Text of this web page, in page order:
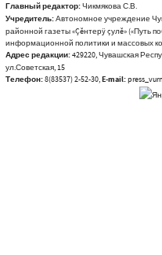
Главный редактор:Чикмякова С.В.
Учредитель:Автономное учреждение
районной газеты «Çĕнтерÿ çулĕ» («Путь
информационной политики и массовых
Адрес редакции:429220, Чувашская
ул.Советская, 15
Телефон:8(83537) 2-52-30,E-mail: